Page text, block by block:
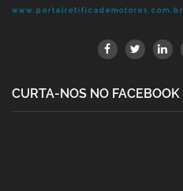
www.portalretificademotores.com.br
CURTA-NOS NO FACEBOOK